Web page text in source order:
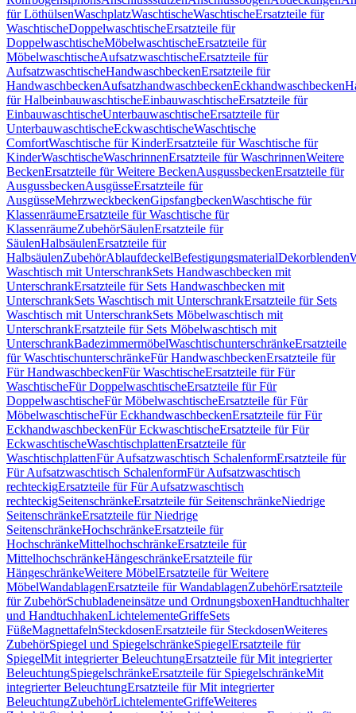
für LöthülsenWaschplatzWaschtischeWaschtischeErsatzteile für
WaschtischeDoppelwaschtischeErsatzteile für
DoppelwaschtischeMöbelwaschtischeErsatzteile für
MöbelwaschtischeAufsatzwaschtischeErsatzteile für
AufsatzwaschtischeHandwaschbeckenErsatzteile für
HandwaschbeckenAufsatzhandwaschbeckenEckhandwaschbecken
für HalbeinbauwaschtischeEinbauwaschtischeErsatzteile für
EinbauwaschtischeUnterbauwaschtischeErsatzteile für
UnterbauwaschtischeEckwaschtischeWaschtische
ComfortWaschtische für KinderErsatzteile für Waschtische für
KinderWaschtischeWaschrinnenErsatzteile für WaschrinnenWeitere
BeckenErsatzteile für Weitere BeckenAusgussbeckenErsatzteile für
AusgussbeckenAusgüsseErsatzteile für
AusgüsseMehrzweckbeckenGipsfangbeckenWaschtische für
KlassenräumeErsatzteile für Waschtische für
KlassenräumeZubehörSäulenErsatzteile für
SäulenHalbsäulenErsatzteile für
HalbsäulenZubehörAblaufdeckelBefestigungsmaterialDekorblenden
Waschtisch mit UnterschrankSets Handwaschbecken mit
UnterschrankErsatzteile für Sets Handwaschbecken mit
UnterschrankSets Waschtisch mit UnterschrankErsatzteile für Sets
Waschtisch mit UnterschrankSets Möbelwaschtisch mit
UnterschrankErsatzteile für Sets Möbelwaschtisch mit
UnterschrankBadezimmermöbelWaschtischunterschränkeErsatzteile
für WaschtischunterschränkeFür HandwaschbeckenErsatzteile für
Für HandwaschbeckenFür WaschtischeErsatzteile für Für
WaschtischeFür DoppelwaschtischeErsatzteile für Für
DoppelwaschtischeFür MöbelwaschtischeErsatzteile für Für
MöbelwaschtischeFür EckhandwaschbeckenErsatzteile für Für
EckhandwaschbeckenFür EckwaschtischeErsatzteile für Für
EckwaschtischeWaschtischplattenErsatzteile für
WaschtischplattenFür Aufsatzwaschtisch SchalenformErsatzteile für
Für Aufsatzwaschtisch SchalenformFür Aufsatzwaschtisch
rechteckigErsatzteile für Für Aufsatzwaschtisch
rechteckigSeitenschränkeErsatzteile für SeitenschränkeNiedrige
SeitenschränkeErsatzteile für Niedrige
SeitenschränkeHochschränkeErsatzteile für
HochschränkeMittelhochschränkeErsatzteile für
MittelhochschränkeHängeschränkeErsatzteile für
HängeschränkeWeitere MöbelErsatzteile für Weitere
MöbelWandablagenErsatzteile für WandablagenZubehörErsatzteile
für ZubehörSchubladeneinsätze und OrdnungsboxenHandtuchhalter
und HandtuchhakenLichtelementeGriffeSets
FüßeMagnettafelnSteckdosenErsatzteile für SteckdosenWeiteres
ZubehörSpiegel und SpiegelschränkeSpiegelErsatzteile für
SpiegelMit integrierter BeleuchtungErsatzteile für Mit integrierter
BeleuchtungSpiegelschränkeErsatzteile für SpiegelschränkeMit
integrierter BeleuchtungErsatzteile für Mit integrierter
BeleuchtungZubehörLichtelementeGriffeWeiteres